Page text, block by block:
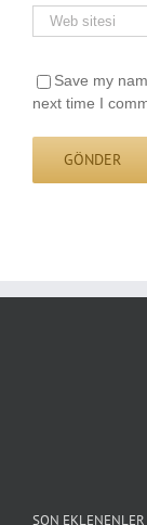
Save my
next time I
SON EKLENENLER